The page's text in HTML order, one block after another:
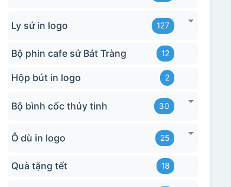
Ly sứ in logo 127
Bộ phin cafe sứ Bát Tràng 12
Hộp bút in logo 2
Bộ bình cốc thủy tinh 30
Ô dù in logo 25
Quà tặng tết 18